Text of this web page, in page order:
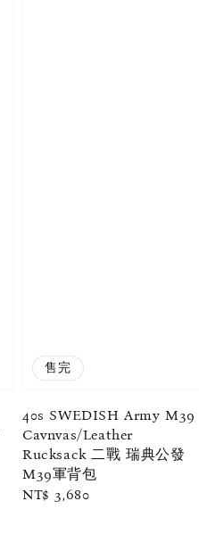
售完
40s SWEDISH Army M39
Cavnvas/Leather
Rucksack 二戰 瑞典公發
M39軍背包
Regular
NT$ 3,680